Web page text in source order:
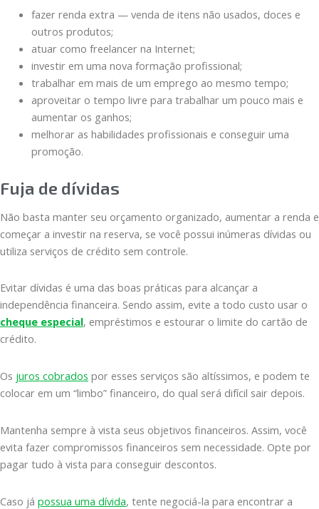
fazer renda extra — venda de itens não usados, doces e
outros produtos;
atuar como freelancer na Internet;
investir em uma nova formação profissional;
trabalhar em mais de um emprego ao mesmo tempo;
aproveitar o tempo livre para trabalhar um pouco mais e
aumentar os ganhos;
melhorar as habilidades profissionais e conseguir uma
promoção.
Fuja de dívidas
Não basta manter seu orçamento organizado, aumentar a renda e
começar a investir na reserva, se você possui inúmeras dívidas ou
utiliza serviços de crédito sem controle.
Evitar dívidas é uma das boas práticas para alcançar a
independência financeira. Sendo assim, evite a todo custo usar o
cheque especial, empréstimos e estourar o limite do cartão de
crédito.
Os juros cobrados por esses serviços são altíssimos, e podem te
colocar em um “limbo” financeiro, do qual será difícil sair depois.
Mantenha sempre à vista seus objetivos financeiros. Assim, você
evita fazer compromissos financeiros sem necessidade. Opte por
pagar tudo à vista para conseguir descontos.
Caso já possua uma dívida, tente negociá-la para encontrar a